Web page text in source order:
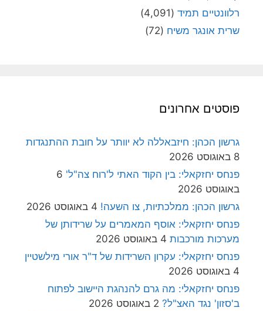
רלוונטיים תמיד (4,091)
שרית אונגר משיח (72)
פוסטים אחרונים
גרשון הכהן: חיזבאללה לא יוותר על חובת ההתנגדות
8 באוגוסט 2026
פנחס יחזקאלי: בין הקוד האתי ל'רוח צה"ל' 6
באוגוסט 2026
גרשון הכהן: ממלכתיות, צו השעה! 4 באוגוסט 2026
פנחס יחזקאלי: אוסף המאמרים על שרידותן של
מערכות מורכבות 4 באוגוסט 2026
פנחס יחזקאלי: עקרון השרידות של ד"ר אורי מילשטיין
4 באוגוסט 2026
פנחס יחזקאלי: מה גרם להנהגת היישוב לפתוח
ב'סזון' נגד האצ"ל? 2 באוגוסט 2026